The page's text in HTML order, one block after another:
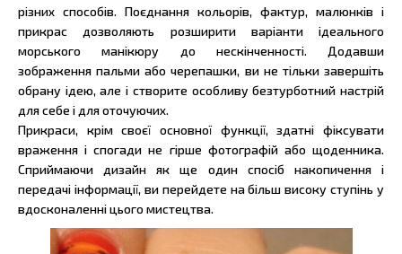
різних способів. Поєднання кольорів, фактур, малюнків і
прикрас дозволяють розширити варіанти ідеального
морського манікюру до нескінченності. Додавши
зображення пальми або черепашки, ви не тільки завершіть
обрану ідею, але і створите особливу безтурботний настрій
для себе і для оточуючих.
Прикраси, крім своєї основної функції, здатні фіксувати
враження і спогади не гірше фотографій або щоденника.
Сприймаючи дизайн як ще один спосіб накопичення і
передачі інформації, ви перейдете на більш високу ступінь у
вдосконаленні цього мистецтва.